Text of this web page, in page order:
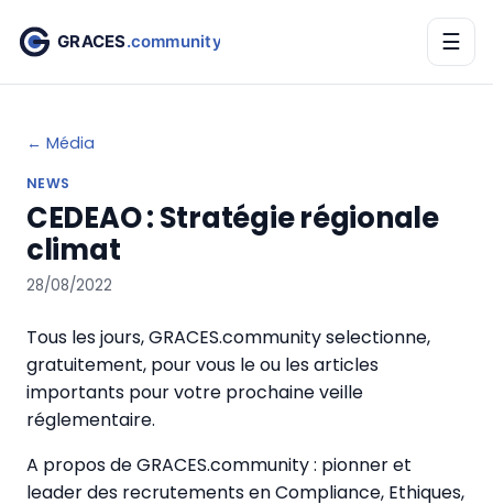
☰
← Média
NEWS
CEDEAO : Stratégie régionale
climat
28/08/2022
Tous les jours, GRACES.community selectionne,
gratuitement, pour vous le ou les articles
importants pour votre prochaine veille
réglementaire.
A propos de GRACES.community : pionner et
leader des recrutements en Compliance, Ethiques,